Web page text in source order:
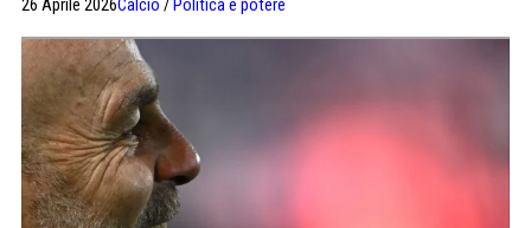
26 Aprile 2026Calcio / Politica e potere